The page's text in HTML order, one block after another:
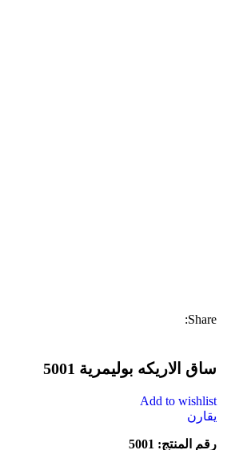
Share:
ساق الاریکه بوليمرية 5001
Add to wishlist
يقارن
رقم المنتج: 5001